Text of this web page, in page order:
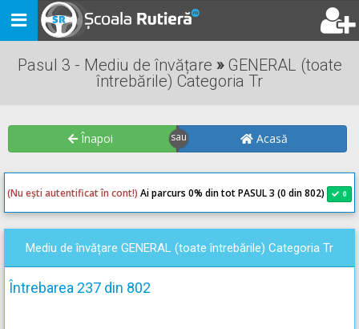
Toggle
navigation
Pasul 3 - Mediu de învățare »GENERAL (toate
întrebările) Categoria Tr
Înapoi Acasă
(Nu ești autentificat în cont!) Ai parcurs 0% din tot PASUL 3 (0 din 802) 0
Mediu de învățare GENERAL (toate întrebările) Categoria Tr
Întrebarea 237 din 802